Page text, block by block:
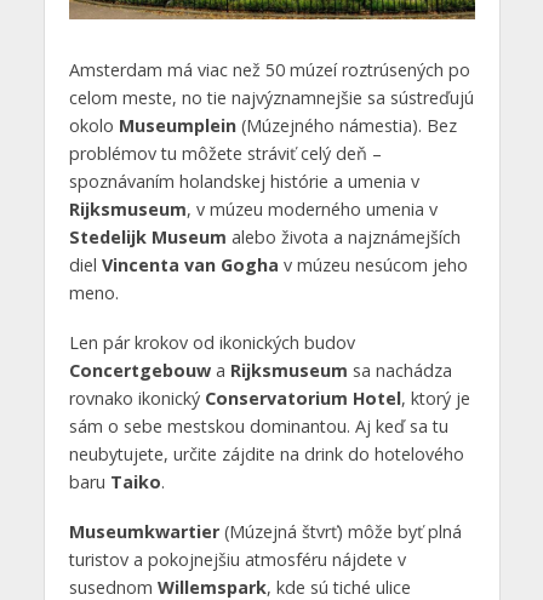
Amsterdam má viac než 50 múzeí roztrúsených po
celom meste, no tie najvýznamnejšie sa sústreďujú
okolo Museumplein(Múzejného námestia). Bez
problémov tu môžete stráviť celý deň –
spoznávaním holandskej histórie a umenia v
Rijksmuseum, v múzeu moderného umenia v
Stedelijk Museum alebo života a najznámejších
diel Vincenta van Gogha v múzeu nesúcom jeho
meno.
Len pár krokov od ikonických budov
Concertgebouwa Rijksmuseum sa nachádza
rovnako ikonický Conservatorium Hotel, ktorý je
sám o sebe mestskou dominantou. Aj keď sa tu
neubytujete, určite zájdite na drink do hotelového
baru Taiko.
Museumkwartier(Múzejná štvrť) môže byť plná
turistov a pokojnejšiu atmosféru nájdete v
susednom Willemspark, kde sú tiché ulice